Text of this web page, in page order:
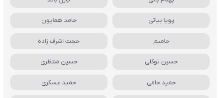
پویا بیاتی حامد همایون
حامیم حجت اشرف زاده
حسین توکلی حسین منتظری
حمید حامی حمید عسکری